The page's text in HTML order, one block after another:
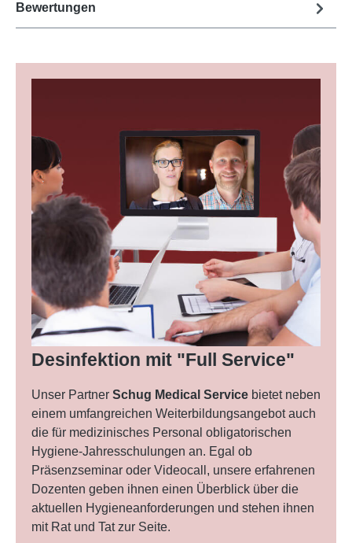
Bewertungen
Desinfektion mit "Full Service"
Unser Partner Schug Medical Service bietet neben
einem umfangreichen Weiterbildungsangebot auch
die für medizinisches Personal obligatorischen
Hygiene-Jahresschulungen an. Egal ob
Präsenzseminar oder Videocall, unsere erfahrenen
Dozenten geben ihnen einen Überblick über die
aktuellen Hygieneanforderungen und stehen ihnen
mit Rat und Tat zur Seite.